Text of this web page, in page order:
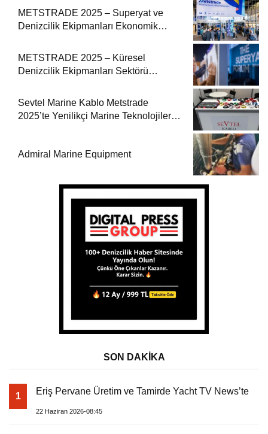
METSTRADE 2025 – Superyat ve
Denizcilik Ekipmanları Ekonomik
METSTRADE 2025 – Küresel
Denizcilik Ekipmanları Sektörü
Sevtel Marine Kablo Metstrade
2025’te Yenilikçi Marine Teknolojilerini
Admiral Marine Equipment
SON DAKİKA
1 Eriş Pervane Üretim ve Tamirde Yacht TV News’te
22 Haziran 2026-08:45